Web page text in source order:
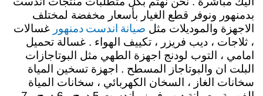
بدمنهور ونوفر قطع الغيار بأسعار مخفضة لمختلف
الاجهزة والموديلات مثل صيانة اندست دمنهور غسالات
، ثلاجات ، ديب فريزر ، تكييف الهواء . غسالة تحميل
امامي ، التوب لودنج اجهزة الطهي مثل البوتاجازات
البلت ان والبوتاجاز المسطح . اجهزة تسخين المياة
سخانات الغاز ، السخان الكهربائي ، سخانات المياة